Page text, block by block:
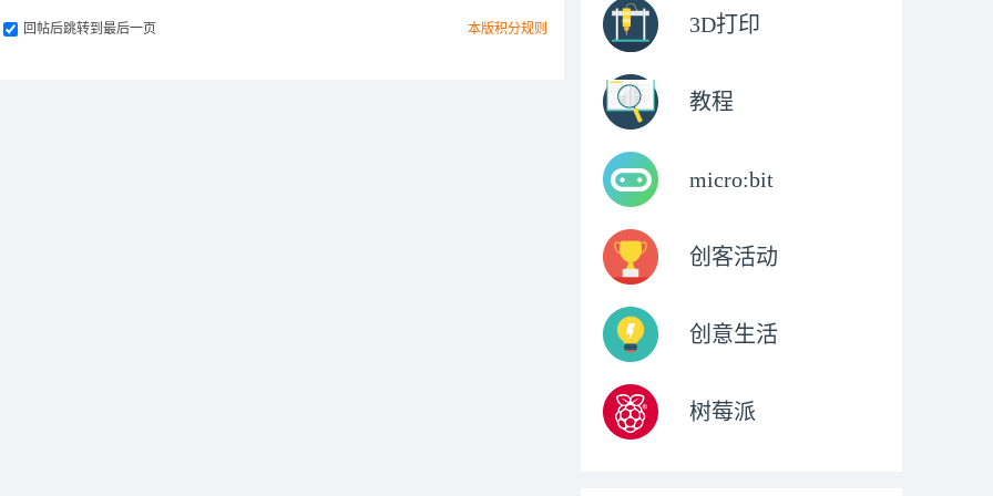
本版积分规则
回帖后跳转到最后一页 3D打印
教程
micro:bit
创客活动
创意生活
树莓派